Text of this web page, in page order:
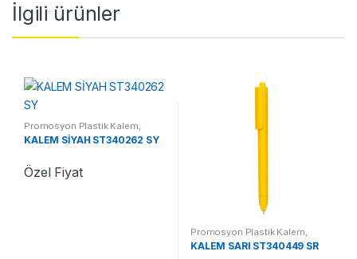
İlgili ürünler
Promosyon Plastik Kalem
Promosyon Kalemler
KALEM SİYAH ST340262 SY
Özel Fiyat
Promosyon Plastik Kalem
Promosyon Kalemler
KALEM SARI ST340449 SR